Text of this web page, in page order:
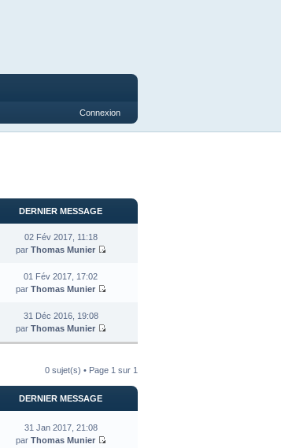
Connexion
DERNIER MESSAGE
02 Fév 2017, 11:18
par Thomas Munier
01 Fév 2017, 17:02
par Thomas Munier
31 Déc 2016, 19:08
par Thomas Munier
0 sujet(s) • Page 1 sur 1
DERNIER MESSAGE
31 Jan 2017, 21:08
par Thomas Munier